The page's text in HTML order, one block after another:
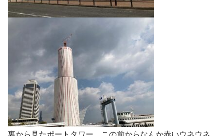
裏から見たポートタワー。この前からなんか赤いウネウネ